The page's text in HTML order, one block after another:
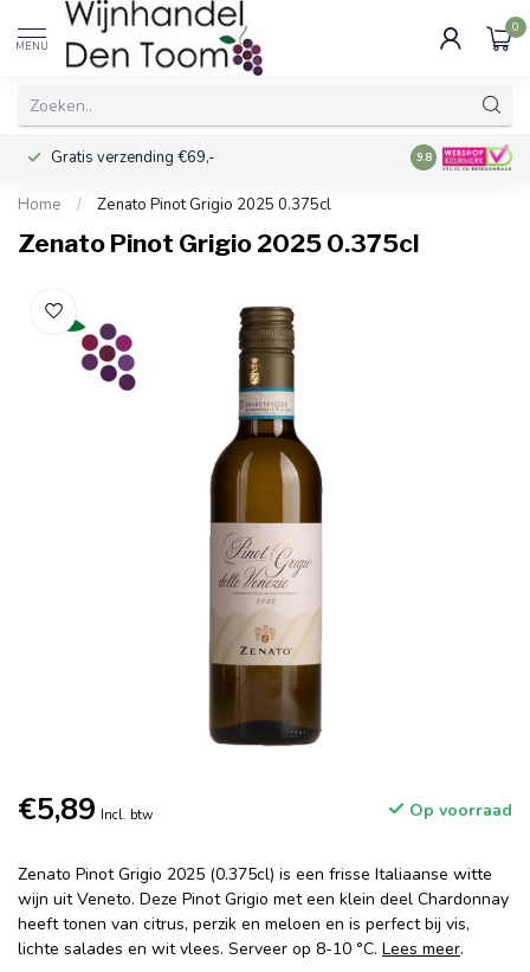
MENU
0
Gratis verzending €69,- Voor 16:00
9.8
Home / Zenato Pinot Grigio 2025 0.375cl
Zenato Pinot Grigio 2025 0.375cl
€5,89 Incl. btw Op voorraad
Zenato Pinot Grigio 2025 (0.375cl) is een frisse Italiaanse witte
wijn uit Veneto. Deze Pinot Grigio met een klein deel Chardonnay
heeft tonen van citrus, perzik en meloen en is perfect bij vis,
lichte salades en wit vlees. Serveer op 8-10 °C. Lees meer.